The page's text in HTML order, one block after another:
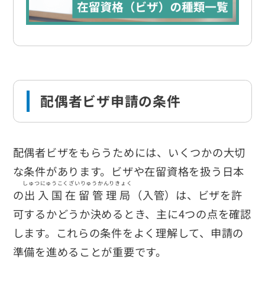
配偶者ビザ申請の条件
配偶者ビザをもらうためには、いくつかの大切
な条件があります。ビザや在留資格を扱う日本
の出入国在留管理局
しゅつにゅうこくざいりゅうかんりきょく
（入管）は、ビザを許
可するかどうか決めるとき、主に4つの点を確認
します。これらの条件をよく理解して、申請の
準備を進めることが重要です。